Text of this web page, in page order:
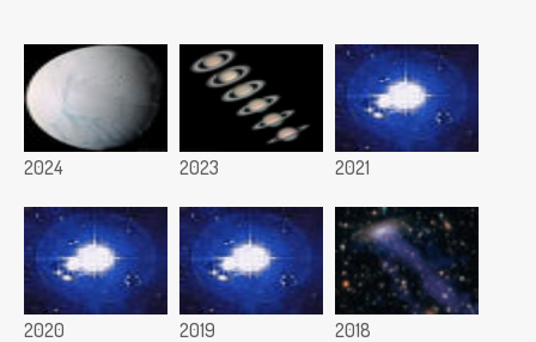
2024 2023 2021
2020 2019 2018